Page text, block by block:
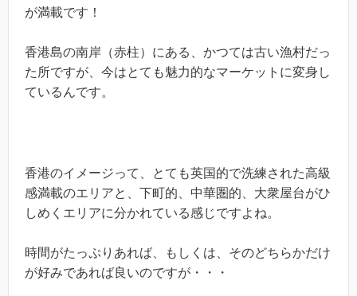
が満載です！
香港島の南岸（赤柱）にある、かつては古い漁村だっ
た所ですが、今はとても魅力的なマーケットに変身し
ているんです。
香港のイメージって、とても英国的で洗練された高級
感満載のエリアと、下町的、中華圏的、大衆屋台がひ
しめくエリアに分かれている感じですよね。
時間がたっぷりあれば、もしくは、そのどちらかだけ
が好みであれば良いのですが・・・